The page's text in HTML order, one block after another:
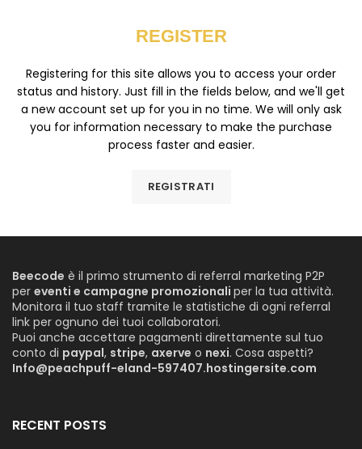
REGISTER
Registering for this site allows you to access your order
status and history. Just fill in the fields below, and we'll get
a new account set up for you in no time. We will only ask
you for information necessary to make the purchase
process faster and easier.
REGISTRATI
Beecode è il primo strumento di referral marketing P2P
per eventi e campagne promozionali per la tua attività.
Monitora il tuo staff tramite le statistiche di ogni referral
link per ognuno dei tuoi collaboratori.
Puoi anche accettare pagamenti direttamente sul tuo
conto di paypal, stripe, axerve o nexi. Cosa aspetti?
Info@peachpuff-eland-597407.hostingersite.com
RECENT POSTS